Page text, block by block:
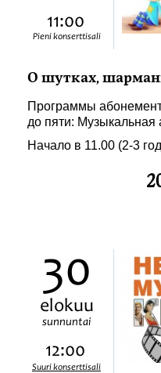
11:00
Pieni konserttisali
О шутках,
Программы
до пяти: Музыкальная
Начало в 11.00 (2-3
30
elokuu
sunnuntai
12:00
Suuri konserttisali